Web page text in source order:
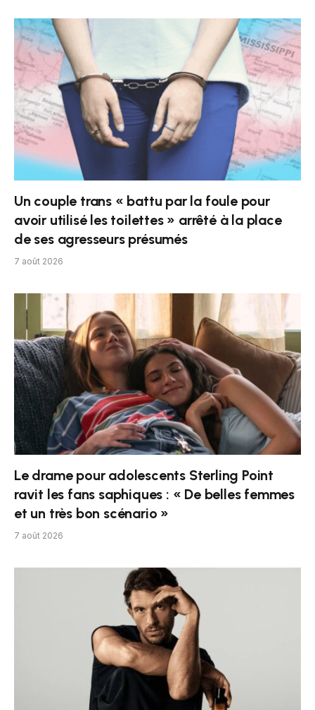
Un couple trans « battu par la foule pour
avoir utilisé les toilettes » arrêté à la place
de ses agresseurs présumés
7 août 2026
Le drame pour adolescents Sterling Point
ravit les fans saphiques : « De belles femmes
et un très bon scénario »
7 août 2026